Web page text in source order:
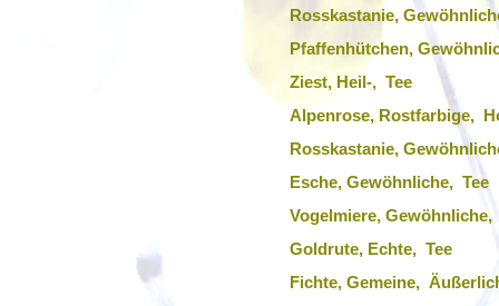
Rosskastanie,
Pfaffenhütchen,
Ziest, Heil-, Tee
Alpenrose, Rostfarbige,
Rosskastanie,
Esche, Gewöhnliche, Tee
Vogelmiere,
Goldrute, Echte, Tee
Fichte, Gemeine,